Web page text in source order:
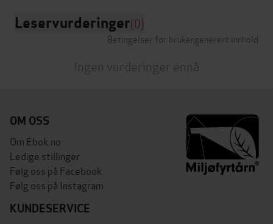
Leservurderinger(0)
Betingelser for brukergenerert innhold
Ingen vurderinger ennå
OM OSS
Om Ebok.no
Ledige stillinger
Følg oss på Facebook
Følg oss på Instagram
KUNDESERVICE